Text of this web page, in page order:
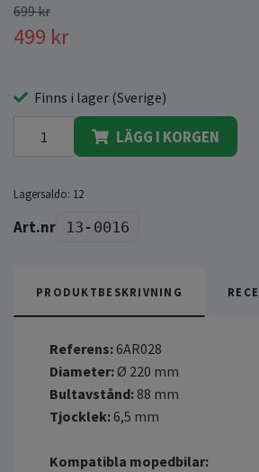
699 kr
499 kr
Finns i lager (Sverige)
LÄGG I KORGEN
Lagersaldo: 12
13-0016
PRODUKTBESKRIVNING
Referens:6AR028
Diameter:Ø 220 mm
Bultavstånd: 88 mm
Tjocklek:6,5 mm
Kompatibla mopedbilar: